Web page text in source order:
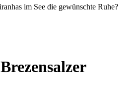
im See die gewünschte Ruhe?